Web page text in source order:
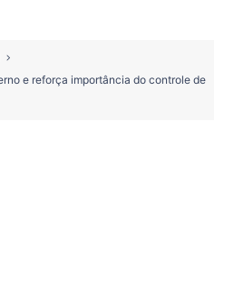
e reforça importância do controle de